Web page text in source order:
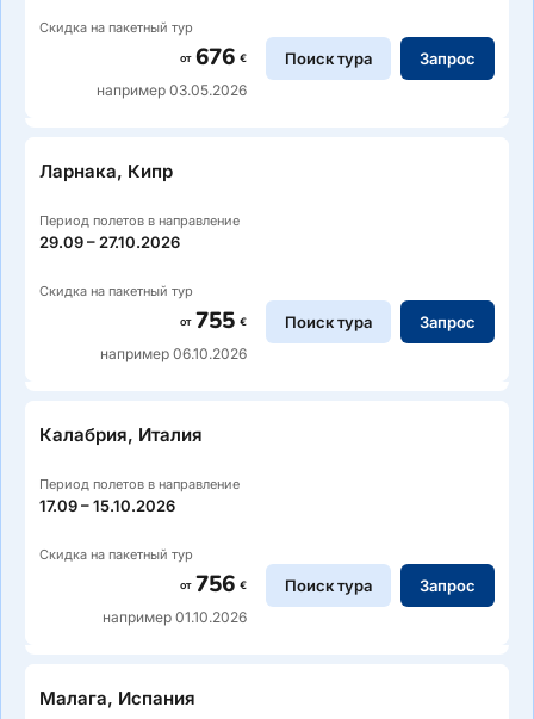
Скидка на пакетный тур
от 676 €
например 03.05.2026
Поиск тура Запрос
Ларнака, Кипр
Период полетов в направление
29.09 – 27.10.2026
Скидка на пакетный тур
от 755 €
например 06.10.2026
Поиск тура Запрос
Калабрия, Италия
Период полетов в направление
17.09 – 15.10.2026
Скидка на пакетный тур
от 756 €
например 01.10.2026
Поиск тура Запрос
Малага, Испания